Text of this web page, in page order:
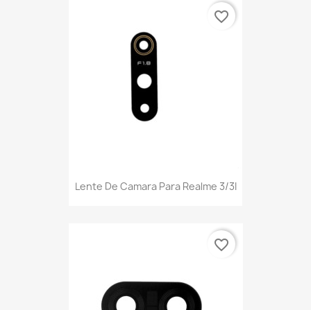
Lente De Camara Para Realme 3/3I
favorite_border
favorite_border